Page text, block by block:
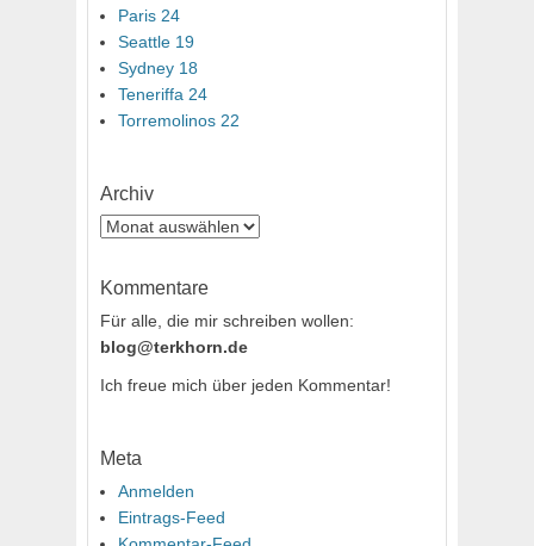
Paris 24
Seattle 19
Sydney 18
Teneriffa 24
Torremolinos 22
Archiv
Archiv
Kommentare
Für alle, die mir schreiben wollen:
blog@terkhorn.de
Ich freue mich über jeden Kommentar!
Meta
Anmelden
Eintrags-Feed